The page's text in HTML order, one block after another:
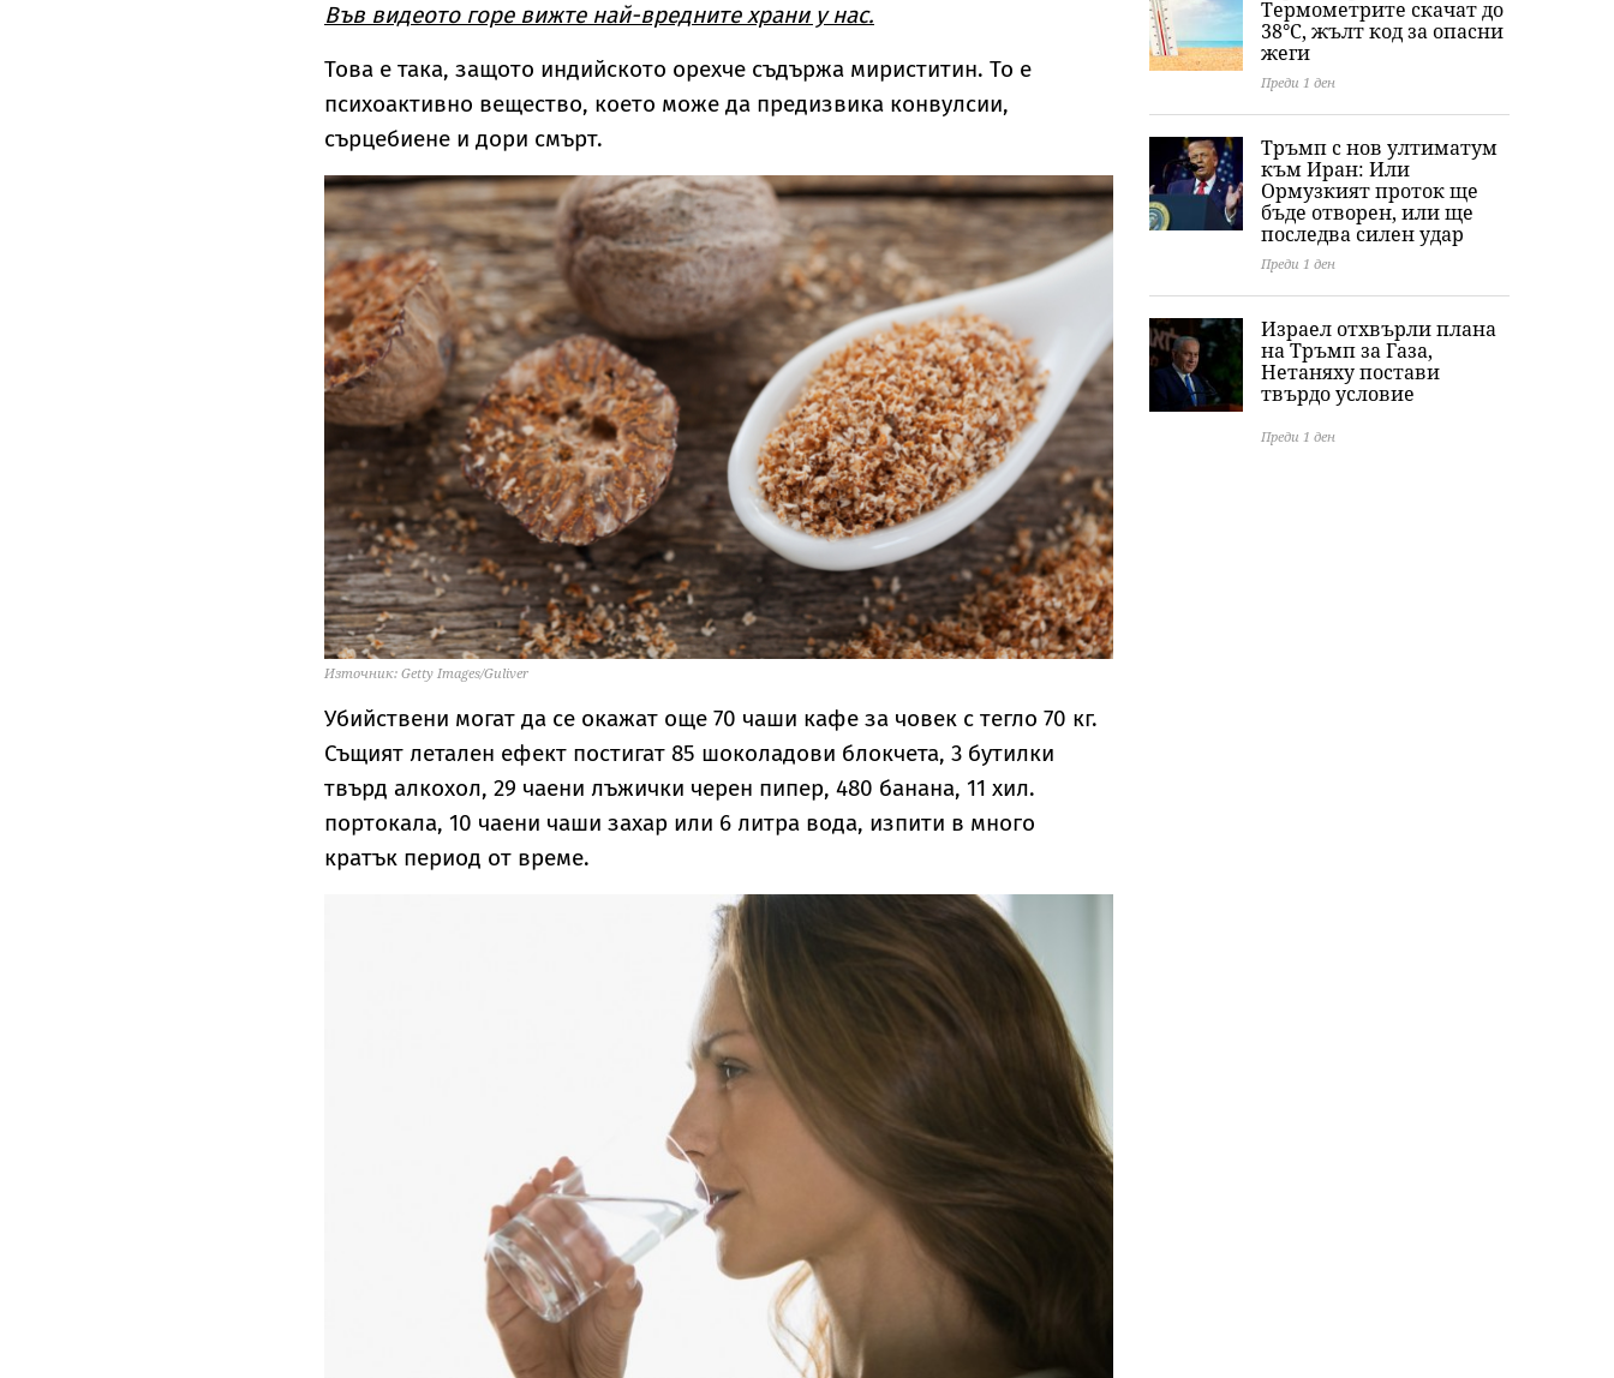
Във видеото горе вижте най-вредните храни у нас.
Това е така, защото индийското орехче съдържа мириститин. То е
психоактивно вещество, което може да предизвика конвулсии,
сърцебиене и дори смърт.
Източник: Getty Images/Guliver
Убийствени могат да се окажат още 70 чаши кафе за човек с тегло 70 кг.
Същият летален ефект постигат 85 шоколадови блокчета, 3 бутилки
твърд алкохол, 29 чаени лъжички черен пипер, 480 банана, 11 хил.
портокала, 10 чаени чаши захар или 6 литра вода, изпити в много
кратък период от време.
Термометрите скачат до
38°C, жълт код за опасни
жеги
Преди 1 ден
Тръмп с нов ултиматум
към Иран: Или
Ормузкият проток ще
бъде отворен, или ще
последва силен удар
Преди 1 ден
Израел отхвърли плана
на Тръмп за Газа,
Нетаняху постави
твърдо условие
Преди 1 ден